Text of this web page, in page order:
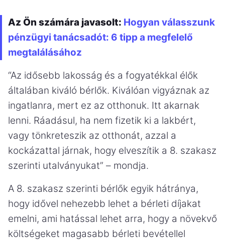
Az Ön számára javasolt: Hogyan válasszunk
pénzügyi tanácsadót: 6 tipp a megfelelő
megtalálásához
“Az idősebb lakosság és a fogyatékkal élők
általában kiváló bérlők. Kiválóan vigyáznak az
ingatlanra, mert ez az otthonuk. Itt akarnak
lenni. Ráadásul, ha nem fizetik ki a lakbért,
vagy tönkreteszik az otthonát, azzal a
kockázattal járnak, hogy elveszítik a 8. szakasz
szerinti utalványukat” – mondja.
A 8. szakasz szerinti bérlők egyik hátránya,
hogy idővel nehezebb lehet a bérleti díjakat
emelni, ami hatással lehet arra, hogy a növekvő
költségeket magasabb bérleti bevétellel